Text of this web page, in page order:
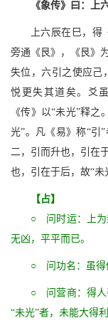
《象传》曰：上
上六辰在巳，
旁通《艮》，《艮》
失位，六引之使应己
悦更失其道矣。爻
《传》以“未光”释
光”。凡《易》称“引
二，引而升也，引在
也，引在于后，故“未
【占】
○ 问时运：上为
无凶，平平而已。
○ 问功名：虽得
○ 问营商：得人
“未光”者，未能大得利